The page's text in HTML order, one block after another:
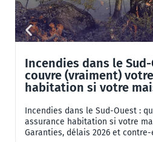
Incendies dans le
couvre (vraiment)
habitation si votre
Incendies dans le Sud-Ouest :
assurance habitation si votre
Garanties, délais 2026 et